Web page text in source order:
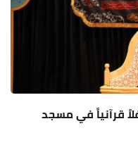
قرآنياً في مسجد